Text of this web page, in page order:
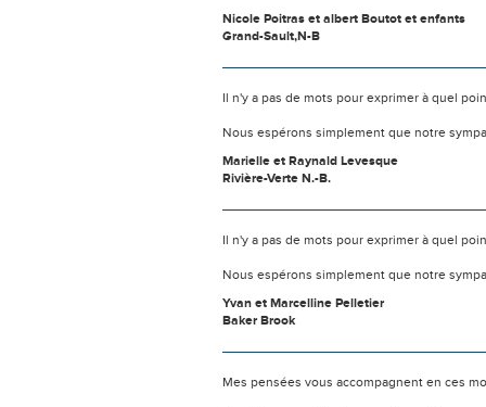
Nicole Poitras et albert Boutot et enfants
Grand-Sault,N-B
Il n'y a pas de mots pour exprimer à quel
Nous espérons simplement que notre
Marielle et Raynald Levesque
Rivière-Verte N.-B.
Il n'y a pas de mots pour exprimer à quel
Nous espérons simplement que notre
Yvan et Marcelline Pelletier
Baker Brook
Mes pensées vous accompagnent en ces